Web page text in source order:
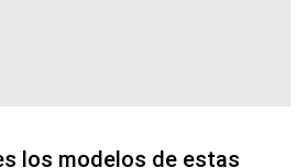
los modelos de estas